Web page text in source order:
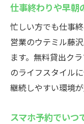
仕事終わりや早朝
忙しい方でも仕事
営業のウテミル藤
ます。無料貸出ク
のライフスタイル
継続しやすい環境が
スマホ予約でいつ